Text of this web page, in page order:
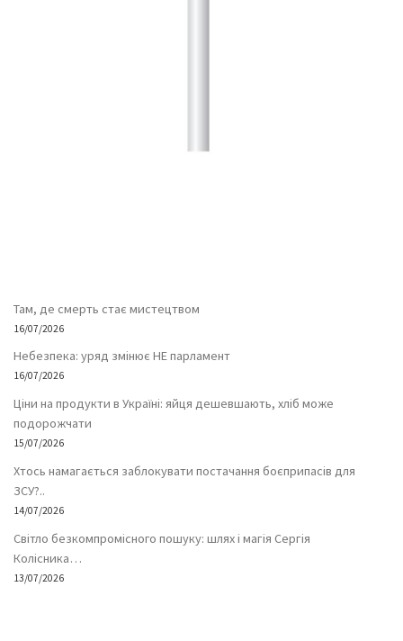
Там, де смерть стає мистецтвом
16/07/2026
Небезпека: уряд змінює НЕ парламент
16/07/2026
Ціни на продукти в Україні: яйця дешевшають, хліб може
подорожчати
15/07/2026
Хтось намагається заблокувати постачання боєприпасів для
ЗСУ?..
14/07/2026
Світло безкомпромісного пошуку: шлях і магія Сергія
Колісника…
13/07/2026